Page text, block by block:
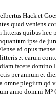
Hack et
quod veniens
quibus hec
ipse de
ad opus
et earum
facere
per annum et
omne plegium
anno domini Mº